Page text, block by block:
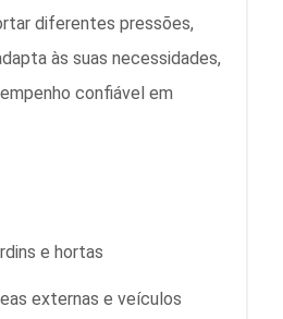
diferentes pressões,
às suas necessidades,
confiável em
e hortas
externas e veículos